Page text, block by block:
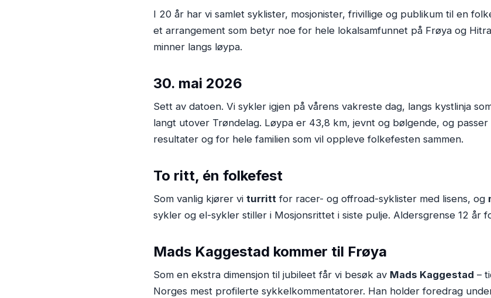
I 20 år har vi samlet syklister, mosjonister, frivillige og publikum til en
et arrangement som betyr noe for hele lokalsamfunnet på Frøya og
minner langs løypa.
30. mai 2026
Sett av datoen. Vi sykler igjen på vårens vakreste dag, langs kystlinja
langt utover Trøndelag. Løypa er 43,8 km, jevnt og bølgende, og
resultater og for hele familien som vil oppleve folkefesten sammen.
To ritt, én folkefest
Som vanlig kjører vi turritt for racer- og offroad-syklister med lisens, og
sykler og el-sykler stiller i Mosjonsrittet i siste pulje. Aldersgrense 12 år
Mads Kaggestad kommer til Frøya
Som en ekstra dimensjon til jubileet får vi besøk av Mads Kaggestad –
Norges mest profilerte sykkelkommentatorer. Han holder foredrag